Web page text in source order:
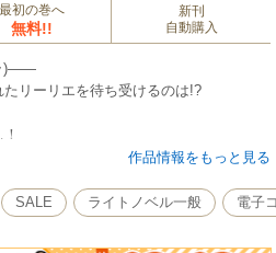
最初の巻へ
無料!!
新刊
自動購入
)――
リーリエを待ち受けるのは!?
したレイラとフェリクス。翌日、いつも
という。一方、魔術師・クリムゾンに
スは、レイラの身を案じて彼女を王城の
作品情報をもっと見る
SALE ライトノベル一般 電子